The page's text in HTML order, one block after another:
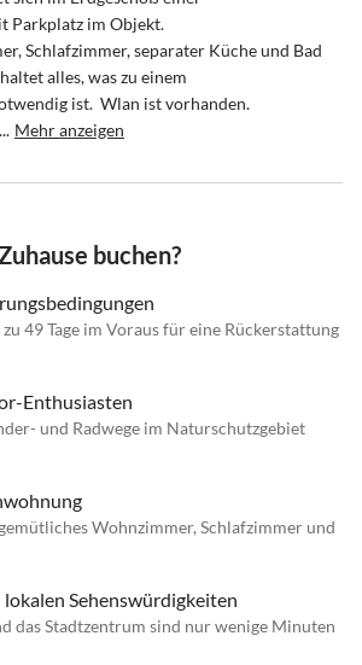
Parkplatz im Objekt.
Schlafzimmer, separater Küche und Bad
alles, was zu einem
ist.  Wlan ist vorhanden.
Mehr anzeigen
buchen?
49 Tage im Voraus für eine Rückerstattung
Enthusiasten
und Radwege im Naturschutzgebiet
Wohnzimmer, Schlafzimmer und
lokalen Sehenswürdigkeiten
das Stadtzentrum sind nur wenige Minuten